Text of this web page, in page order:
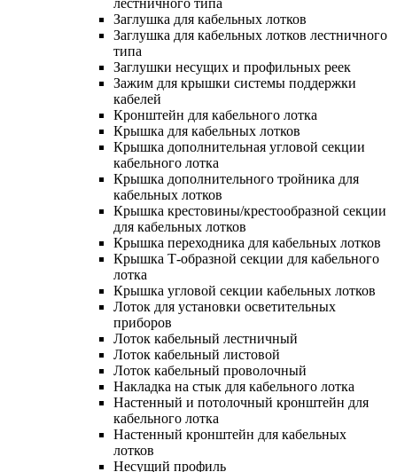
Заглушка для кабельных лотков
Заглушка для кабельных лотков лестничного
типа
Заглушки несущих и профильных реек
Зажим для крышки системы поддержки
кабелей
Кронштейн для кабельного лотка
Крышка для кабельных лотков
Крышка дополнительная угловой секции
кабельного лотка
Крышка дополнительного тройника для
кабельных лотков
Крышка крестовины/крестообразной секции
для кабельных лотков
Крышка переходника для кабельных лотков
Крышка Т-образной секции для кабельного
лотка
Крышка угловой секции кабельных лотков
Лоток для установки осветительных
приборов
Лоток кабельный лестничный
Лоток кабельный листовой
Лоток кабельный проволочный
Накладка на стык для кабельного лотка
Настенный и потолочный кронштейн для
кабельного лотка
Настенный кронштейн для кабельных
лотков
Несущий профиль